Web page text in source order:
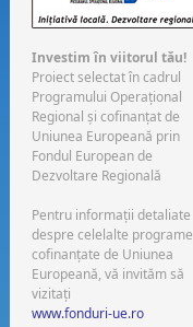
Investim în viitorul tău!
Proiect selectat în cadrul
Programului Operaţional
Regional şi cofinanţat de
Uniunea Europeană prin
Fondul European de
Dezvoltare Regională
Pentru informaţii detaliate
despre celelalte programe
cofinanţate de Uniunea
Europeană, vă invităm să
vizitaţi
www.fonduri-ue.ro